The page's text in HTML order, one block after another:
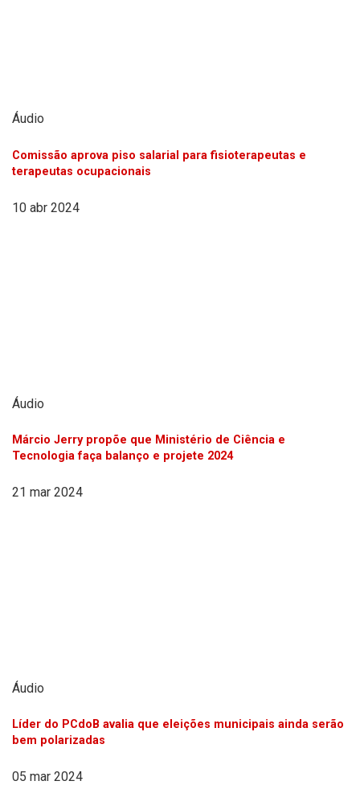
Áudio
Comissão aprova piso salarial para fisioterapeutas e
terapeutas ocupacionais
10 abr 2024
Áudio
Márcio Jerry propõe que Ministério de Ciência e
Tecnologia faça balanço e projete 2024
21 mar 2024
Áudio
Líder do PCdoB avalia que eleições municipais ainda serão
bem polarizadas
05 mar 2024